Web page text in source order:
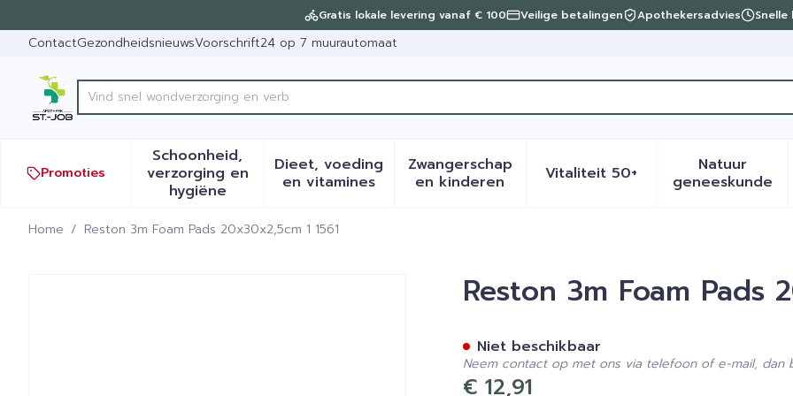
Gratis lokale levering vanaf € 100 Veilige betalingen Apothekersadvies Snelle
ContactGezondheidsnieuwsVoorschrift24 op 7 muurautomaat
Product, merk, categorie...
Vind s
Promoties
Schoonheid,
verzorging en
hygiëneToon submenu voor Schoonheid, verzorging en hygiëne categorie
Dieet, voeding
en vitamines
Toon submenu voor Dieet, voeding en vitamines categorie
Zwangerschap
en kinderenToon submenu voor Zwangerschap en
Vitaliteit 50+Toon submenu voor
Natuur
geneeskunde
Toon
Home / Reston 3m Foam Pads 20x30x2,5cm 1 1561
Reston 3m Foam Pads 20x30x2,5cm 1 1561Reston 3m Foam Pads
€ 12,91
Niet beschikbaar
Neem contact op met ons via telefoon of e-mail, dan